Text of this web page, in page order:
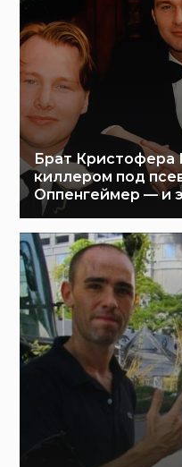
Брат Кристофера
киллером под
Оппенгеймер — и